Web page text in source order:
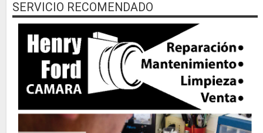
SERVICIO RECOMENDADO